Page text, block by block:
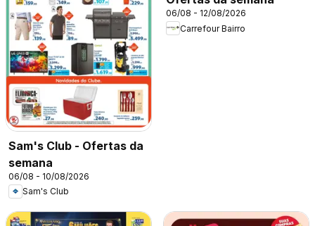
Sam's Club - Ofertas da
semana
06/08 - 10/08/2026
Sam's Club
06/08 - 12/08/2026
Carrefour Bairro